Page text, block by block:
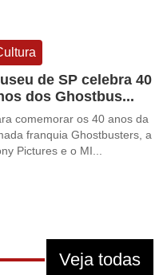
de SP celebra 40
dos Ghostbus...
comemorar os 40 anos da
franquia Ghostbusters, a
Pictures e o MI...
Veja todas